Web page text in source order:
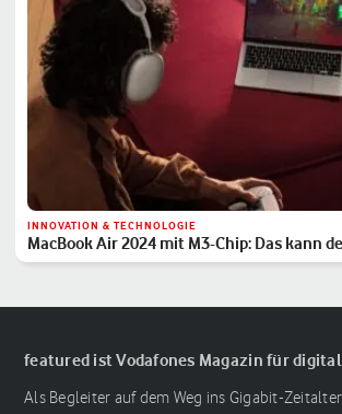
INNOVATION & TECHNOLOGIE
MacBook Air 2024 mit M3-Chip: Das kann
Laptop
featured ist Vodafones Magazin für
Als Begleiter auf dem Weg ins Gigabit-